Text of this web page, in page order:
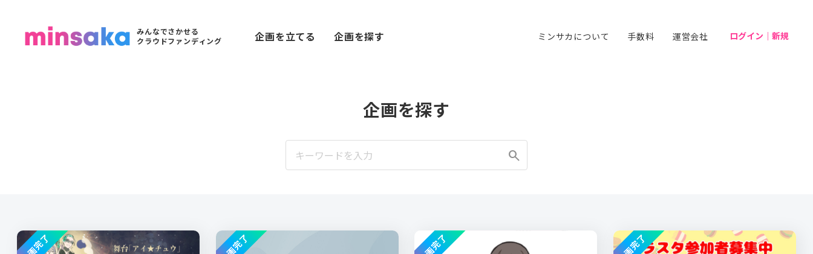
みんなでさかせる
クラウドファンディング
企画を立てる 企画を探す ミンサカについて 手数料 運営会社 ログイン｜新規
企画を探す
search